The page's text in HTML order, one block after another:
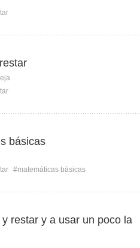
básicas
#matemáticas básicas
restar y a usar un poco la